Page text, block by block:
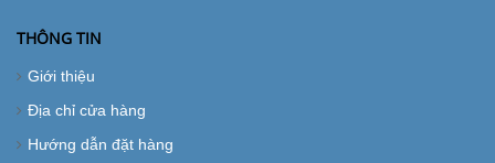
THÔNG TIN
Giới thiệu
Địa chỉ cửa hàng
Hướng dẫn đặt hàng